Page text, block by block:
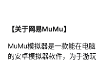
【关于网易MuMu】
MuMu模拟器是一款能在电
的安卓模拟器软件，为手游